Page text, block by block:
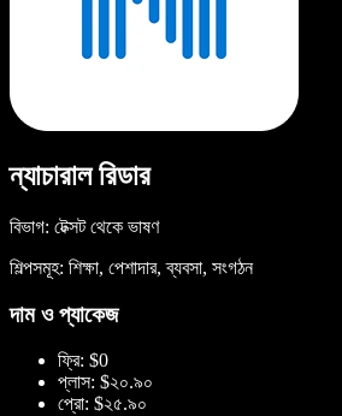
ন্যাচারাল রিডার
বিভাগ: টেক্সট থেকে ভাষণ
শিল্পসমূহ: শিক্ষা, পেশাদার, ব্যবসা, সংগঠন
দাম ও প্যাকেজ
ফ্রি: $0
প্লাস: $২০.৯০
প্রো: $২৫.৯০